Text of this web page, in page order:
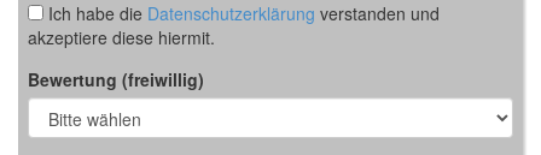
Ich habe die Datenschutzerklärung verstanden und
akzeptiere diese hiermit.
Bewertung (freiwillig)